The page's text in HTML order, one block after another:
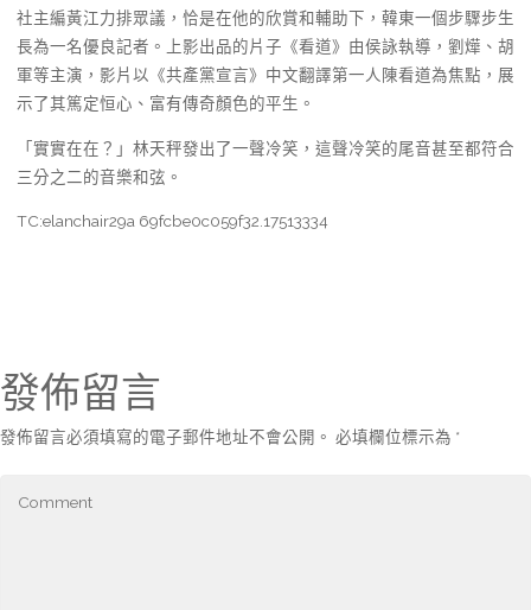
社主編黃江力排眾議，恰是在他的欣賞和輔助下，韓東一個步驟步生
長為一名優良記者。上影出品的片子《看道》由侯詠執導，劉燁、胡
軍等主演，影片以《共產黨宣言》中文翻譯第一人陳看道為焦點，展
示了其篤定恒心、富有傳奇顏色的平生。
「實實在在？」林天秤發出了一聲冷笑，這聲冷笑的尾音甚至都符合
三分之二的音樂和弦。
TC:elanchair29a 69fcbe0c059f32.17513334
發佈留言
發佈留言必須填寫的電子郵件地址不會公開。 必填欄位標示為 *